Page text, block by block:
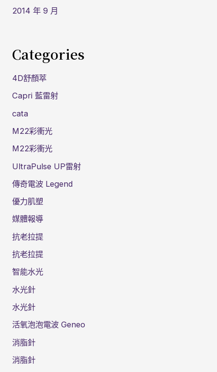
2014 年 9 月
Categories
4D舒顏萃
Capri 藍雷射
cata
M22彩衝光
M22彩衝光
UltraPulse UP雷射
傳奇電波 Legend
優力肌塑
媒體報導
抗老拉提
抗老拉提
智能水光
水光針
水光針
活氧泡泡電波 Geneo
消脂針
消脂針